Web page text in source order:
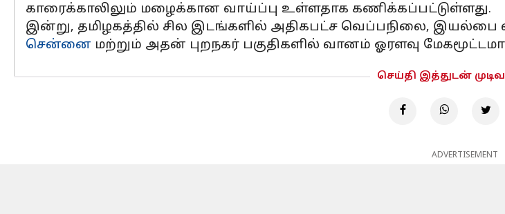
காரைக்காலிலும் மழைக்கான வாய்ப்பு உள்ளதாக கணிக்கப்பட்டுள்ளது.
இன்று, தமிழகத்தில் சில இடங்களில் அதிகபட்ச வெப்பநிலை, இயல்பை
சென்னை மற்றும் அதன் புறநகர் பகுதிகளில் வானம் ஓரளவு
செய்தி இத்துடன்
ADVERTISEMENT